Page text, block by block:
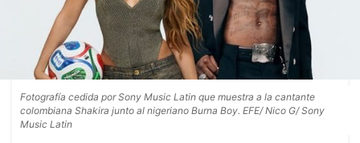
Fotografía cedida por Sony Music Latin que muestra a la cantante
colombiana Shakira junto al nigeriano Burna Boy. EFE/ Nico G/ Sony
Music Latin